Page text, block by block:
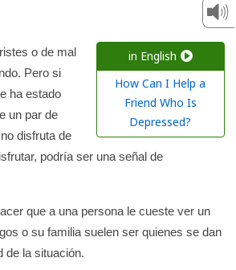
in English
How Can I Help a
Friend Who Is
Depressed?
o de mal
Pero si
ha estado
un par de
disfruta de
podría ser una señal de
que a una persona le cueste ver un
o su familia suelen ser quienes se dan
de la situación.